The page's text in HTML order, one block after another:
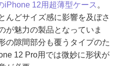
iPhone 12用超薄型ケース 。
んどサイズ感に影響を及ぼさ
が魅力の製品となっていま
の隙間部分も覆うタイプのた
12 Pro用では微妙に形状が